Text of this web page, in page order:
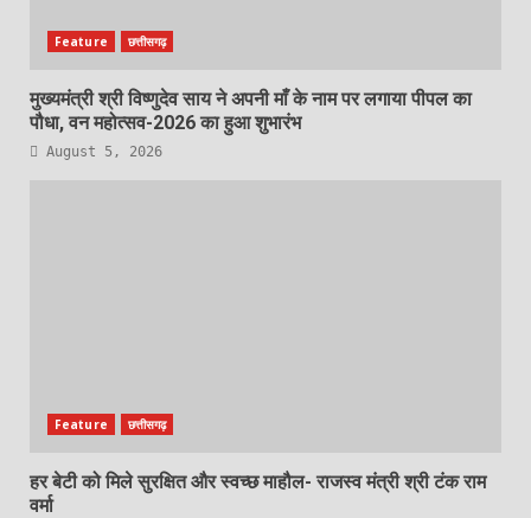
Feature छत्तीसगढ़
मुख्यमंत्री श्री विष्णुदेव साय ने अपनी माँ के नाम पर लगाया पीपल का
पौधा, वन महोत्सव-2026 का हुआ शुभारंभ
August 5, 2026
Feature छत्तीसगढ़
हर बेटी को मिले सुरक्षित और स्वच्छ माहौल- राजस्व मंत्री श्री टंक राम
वर्मा